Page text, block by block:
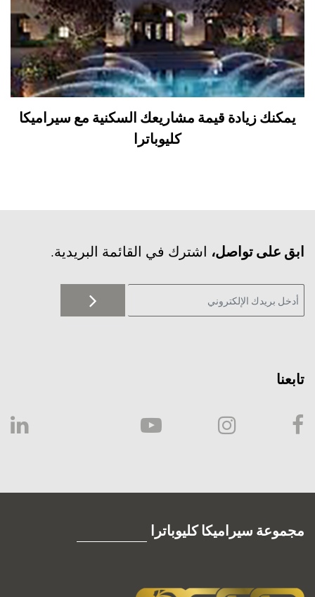
يمكنك زيادة قيمة مشاريعك السكنية مع سيراميكا
كليوباترا
‫ابق على تواصل، اشترك في القائمة البريدية.
تابعنا
مجموعة سيراميكا كليوباترا